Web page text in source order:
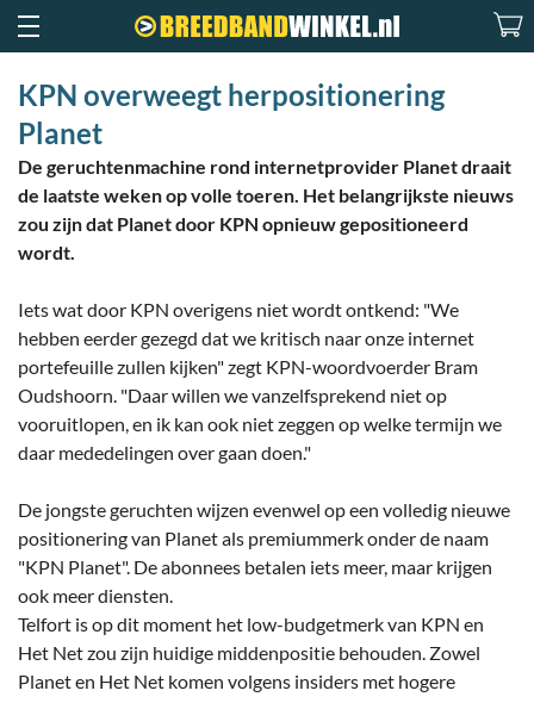
KPN overweegt herpositionering
Planet
De geruchtenmachine rond internetprovider Planet draait
de laatste weken op volle toeren. Het belangrijkste nieuws
zou zijn dat Planet door KPN opnieuw gepositioneerd
wordt.
Iets wat door KPN overigens niet wordt ontkend: "We
hebben eerder gezegd dat we kritisch naar onze internet
portefeuille zullen kijken" zegt KPN-woordvoerder Bram
Oudshoorn. "Daar willen we vanzelfsprekend niet op
vooruitlopen, en ik kan ook niet zeggen op welke termijn we
daar mededelingen over gaan doen."
De jongste geruchten wijzen evenwel op een volledig nieuwe
positionering van Planet als premiummerk onder de naam
"KPN Planet". De abonnees betalen iets meer, maar krijgen
ook meer diensten.
Telfort is op dit moment het low-budgetmerk van KPN en
Het Net zou zijn huidige middenpositie behouden. Zowel
Planet en Het Net komen volgens insiders met hogere